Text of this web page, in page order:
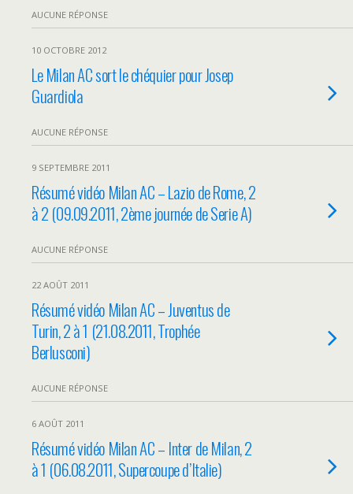
AUCUNE RÉPONSE
10 OCTOBRE 2012
Le Milan AC sort le chéquier pour Josep
Guardiola
AUCUNE RÉPONSE
9 SEPTEMBRE 2011
Résumé vidéo Milan AC – Lazio de Rome, 2
à 2 (09.09.2011, 2ème journée de Serie A)
AUCUNE RÉPONSE
22 AOÛT 2011
Résumé vidéo Milan AC – Juventus de
Turin, 2 à 1 (21.08.2011, Trophée
Berlusconi)
AUCUNE RÉPONSE
6 AOÛT 2011
Résumé vidéo Milan AC – Inter de Milan, 2
à 1 (06.08.2011, Supercoupe d’Italie)